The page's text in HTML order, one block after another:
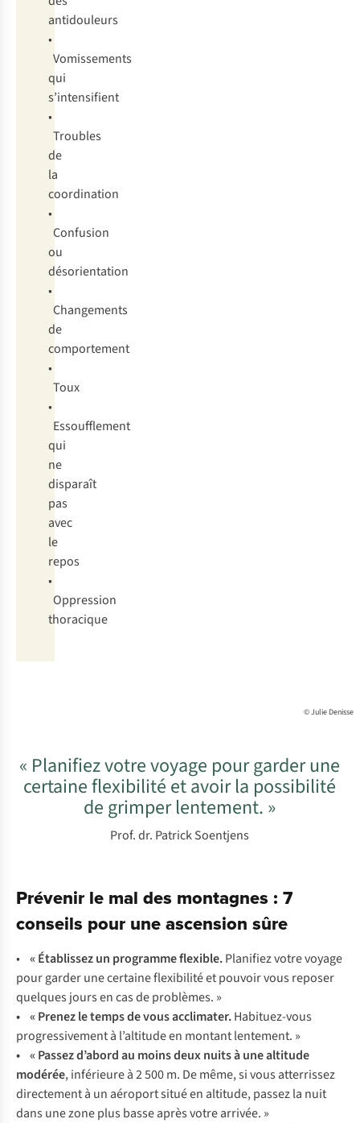
antidouleurs
•
Vomissements
qui
s’intensifient
•
Troubles
de
la
coordination
•
Confusion
ou
désorientation
•
Changements
de
comportement
•
Toux
•
Essoufflement
qui
ne
disparaît
pas
avec
le
repos
•
Oppression
thoracique
© Julie Denisse
« Planifiez votre voyage pour garder une
certaine flexibilité et avoir la possibilité
de grimper lentement. »
Prof. dr. Patrick Soentjens
Prévenir le mal des montagnes : 7
conseils pour une ascension sûre
• « Établissez un programme flexible.Planifiez votre voyage
pour garder une certaine flexibilité et pouvoir vous reposer
quelques jours en cas de problèmes. »
• « Prenez le temps de vous acclimater.Habituez-vous
progressivement à l’altitude en montant lentement. »
• « Passez d’abord au moins deux nuits à une altitude
modérée, inférieure à 2 500 m. De même, si vous atterrissez
directement à un aéroport situé en altitude, passez la nuit
dans une zone plus basse après votre arrivée. »